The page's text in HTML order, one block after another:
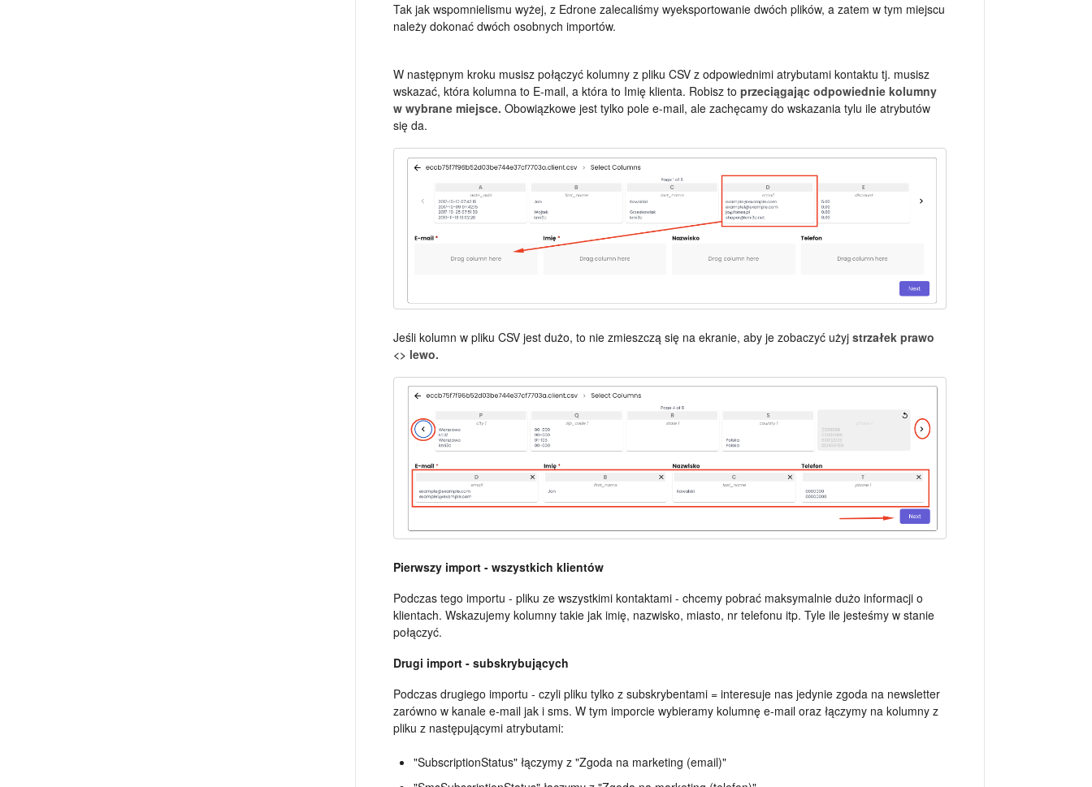
Tak jak wspomnielismu wyżej, z Edrone zalecaliśmy wyeksportowanie dwóch plików, a zatem w tym miejscu
należy dokonać dwóch osobnych importów.
W następnym kroku musisz połączyć kolumny z pliku CSV z odpowiednimi atrybutami kontaktu tj. musisz
wskazać, która kolumna to E-mail, a która to Imię klienta. Robisz to przeciągając odpowiednie kolumny
w wybrane miejsce. Obowiązkowe jest tylko pole e-mail, ale zachęcamy do wskazania tylu ile atrybutów
się da.
Jeśli kolumn w pliku CSV jest dużo, to nie zmieszczą się na ekranie, aby je zobaczyć użyj strzałek prawo
<> lewo.
Pierwszy import - wszystkich klientów
Podczas tego importu - pliku ze wszystkimi kontaktami - chcemy pobrać maksymalnie dużo informacji o
klientach. Wskazujemy kolumny takie jak imię, nazwisko, miasto, nr telefonu itp. Tyle ile jesteśmy w stanie
połączyć.
Drugi import - subskrybujących
Podczas drugiego importu - czyli pliku tylko z subskrybentami = interesuje nas jedynie zgoda na newsletter
zarówno w kanale e-mail jak i sms. W tym imporcie wybieramy kolumnę e-mail oraz łączymy na kolumny z
pliku z następującymi atrybutami:
"SubscriptionStatus" łączymy z "Zgoda na marketing (email)"